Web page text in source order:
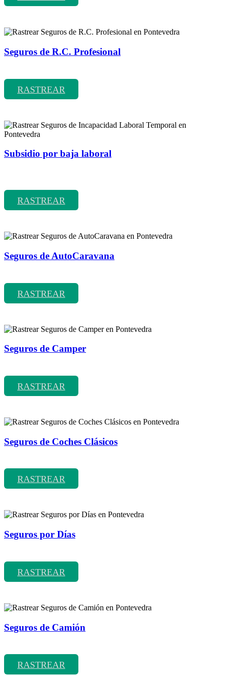
Seguros de R.C. Profesional
RASTREAR
Subsidio por baja laboral
RASTREAR
Seguros de AutoCaravana
RASTREAR
Seguros de Camper
RASTREAR
Seguros de Coches Clásicos
RASTREAR
Seguros por Días
RASTREAR
Seguros de Camión
RASTREAR